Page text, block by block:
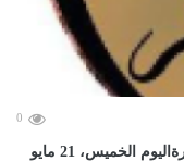
0
يوم حصاد بطاطس بالطاقة الشمسية في البحيرةاليوم الخميس، 21 مايو